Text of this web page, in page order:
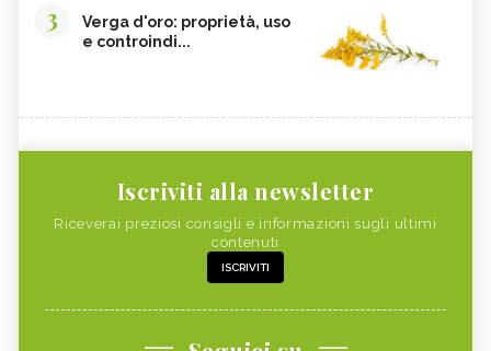
3
Verga d'oro: proprietà, uso
e controindi...
Iscriviti alla newsletter
Riceverai preziosi consigli e informazioni sugli ultimi
contenuti
ISCRIVITI